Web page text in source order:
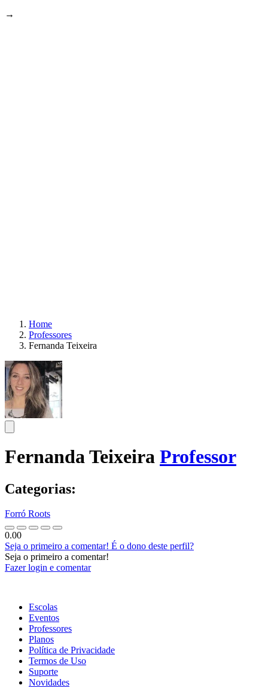
→
Home
Professores
Fernanda Teixeira
Fernanda Teixeira Professor
Categorias:
Forró Roots
0.00
Seja o primeiro a comentar! É o dono deste perfil?
Seja o primeiro a comentar!
Fazer login e comentar
Escolas
Eventos
Professores
Planos
Política de Privacidade
Termos de Uso
Suporte
Novidades